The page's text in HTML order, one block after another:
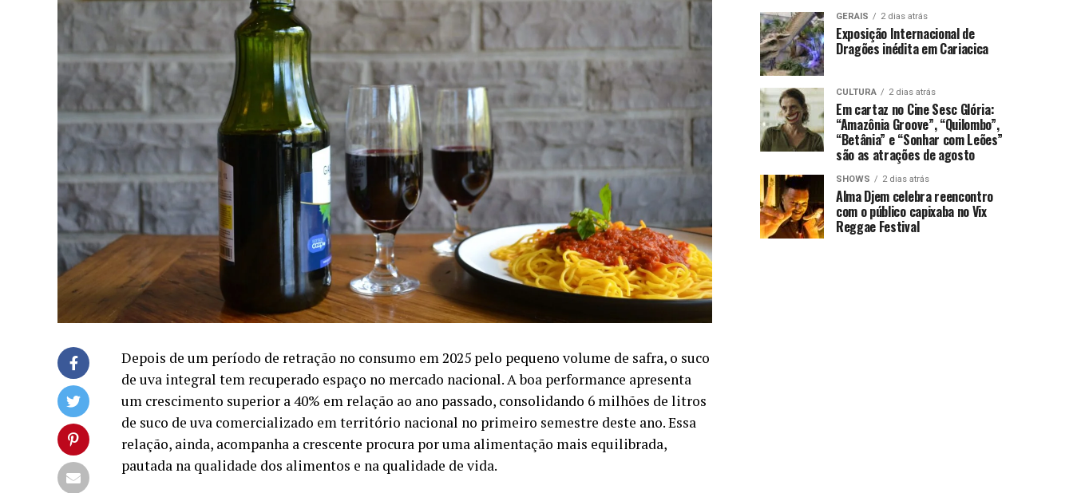
Depois de um período de retração no consumo em 2025 pelo pequeno volume de safra, o suco
de uva integral tem recuperado espaço no mercado nacional. A boa performance apresenta
um crescimento superior a 40% em relação ao ano passado, consolidando 6 milhões de litros
de suco de uva comercializado em território nacional no primeiro semestre deste ano. Essa
relação, ainda, acompanha a crescente procura por uma alimentação mais equilibrada,
pautada na qualidade dos alimentos e na qualidade de vida.
GERAIS 2 dias atrás
Exposição Internacional de
Dragões inédita em Cariacica
CULTURA 2 dias atrás
Em cartaz no Cine Sesc Glória:
“Amazônia Groove”, “Quilombo”,
“Betânia” e “Sonhar com Leões”
são as atrações de agosto
SHOWS 2 dias atrás
Alma Djem celebra reencontro
com o público capixaba no Vix
Reggae Festival